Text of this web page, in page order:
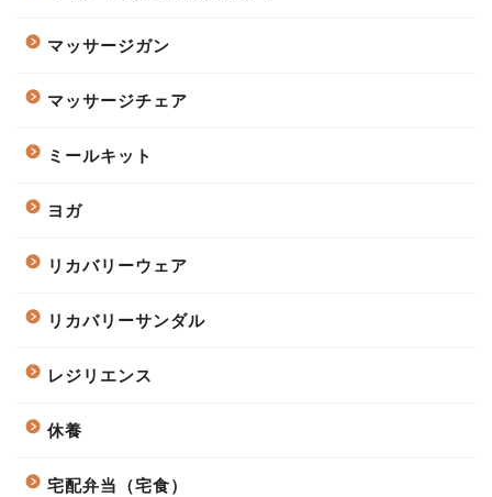
マッサージガン
マッサージチェア
ミールキット
ヨガ
リカバリーウェア
リカバリーサンダル
レジリエンス
休養
宅配弁当（宅食）